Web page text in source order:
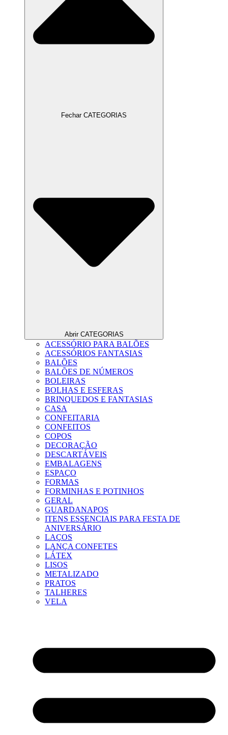
Fechar CATEGORIAS
Abrir CATEGORIAS
ACESSÓRIO PARA BALÕES
ACESSÓRIOS FANTASIAS
BALÕES
BALÕES DE NÚMEROS
BOLEIRAS
BOLHAS E ESFERAS
BRINQUEDOS E FANTASIAS
CASA
CONFEITARIA
CONFEITOS
COPOS
DECORAÇÃO
DESCARTÁVEIS
EMBALAGENS
ESPAÇO
FORMAS
FORMINHAS E POTINHOS
GERAL
GUARDANAPOS
ITENS ESSENCIAIS PARA FESTA DE
ANIVERSÁRIO
LAÇOS
LANÇA CONFETES
LÁTEX
LISOS
METALIZADO
PRATOS
TALHERES
VELA